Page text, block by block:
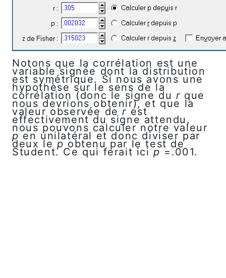
Notons que la corrélation est une
variable signée dont la distribution
est symétrique. Si nous avons une
hypothèse sur le sens de la
corrélation (donc le signe dur que
nous devrions obtenir), et que la
valeur observée der est
effectivement du signe attendu,
nous pouvons calculer notre valeur
p en unilatéral et donc diviser par
deux le p obtenu par le test de
Student. Ce qui ferait icip =.001.